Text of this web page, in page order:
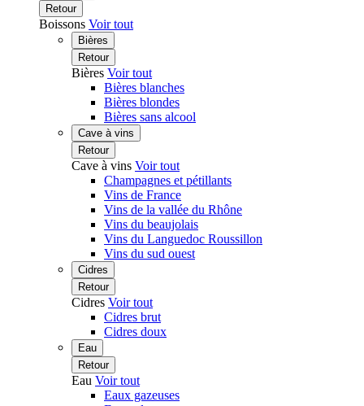
Retour
Boissons Voir tout
Bières
Retour
Bières Voir tout
Bières blanches
Bières blondes
Bières sans alcool
Cave à vins
Retour
Cave à vins Voir tout
Champagnes et pétillants
Vins de France
Vins de la vallée du Rhône
Vins du beaujolais
Vins du Languedoc Roussillon
Vins du sud ouest
Cidres
Retour
Cidres Voir tout
Cidres brut
Cidres doux
Eau
Retour
Eau Voir tout
Eaux gazeuses